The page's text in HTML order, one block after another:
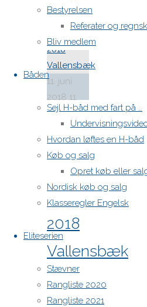
Bestyrelsen
Referater og
Bliv medlem
Båden
Sejl H-båd med fart på …
Hvordan løftes en H-båd
Køb og salg
Opret køb eller
Nordisk køb og salg
Klasseregler Engelsk
Eliteserien
Stævner
Rangliste 2020
Rangliste 2021
Læs mere"DM
2018
Resultater"
11. juni
2018 11.
juni 2018
Nyheder /
Resultater
/ Stævner
Resultatliste
2018
Vallensbæk
Point
system